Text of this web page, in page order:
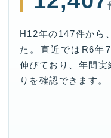
トピックス
教えて！！ドクター
お役立ち情報
H12年の147件から
た。直近ではR6年
伸びており、年間
りを確認できます。